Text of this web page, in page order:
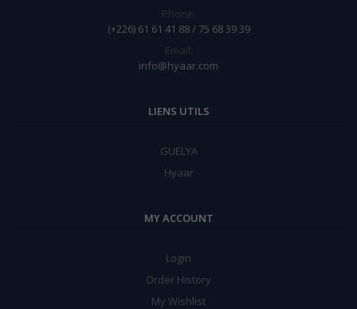
Phone:
(+226) 61 61 41 88 / 75 68 39 39
Email:
info@hyaar.com
LIENS UTILS
GUELYA
Hyaar
MY ACCOUNT
Login
Order History
My Wishlist